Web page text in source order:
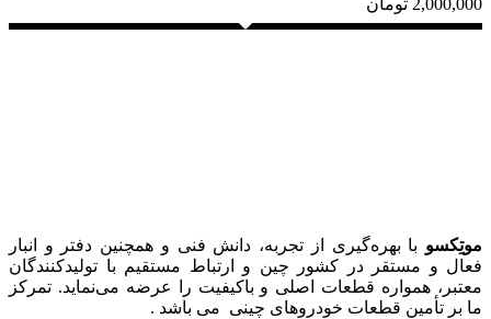
2,000,000 تومان
موتِکسو با بهره‌گیری از تجربه، دانش فنی و همچنین دفتر و انبار
فعال و مستقر در کشور چین و ارتباط مستقیم با تولیدکنندگان
معتبر، همواره قطعات اصلی و باکیفیت را عرضه می‌نماید. تمرکز
ما بر تأمین قطعات خودروهای چینی می باشد .